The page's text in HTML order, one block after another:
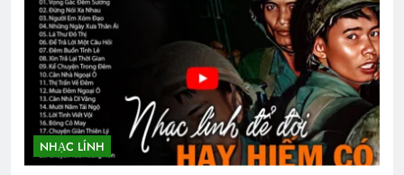
YÊU NGHĨA LÀ YÊU?
3 Years Ago
Website Đại Hội VBTC 2026
1 Year Ago
NHẠC LÍNH